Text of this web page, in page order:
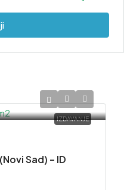
IZDAVANJE
Sad) – ID